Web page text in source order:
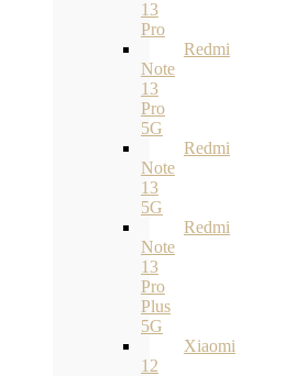
13
Pro
Redmi
Note
13
Pro
5G
Redmi
Note
13
5G
Redmi
Note
13
Pro
Plus
5G
Xiaomi
12